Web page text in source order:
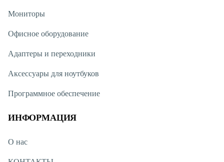
Мониторы
Офисное оборудование
Адаптеры и переходники
Аксессуары для ноутбуков
Программное обеспечение
ИНФОРМАЦИЯ
О нас